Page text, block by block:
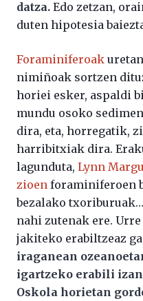
datza. Edo zetzan,
duten hipotesia
Foraminiferoak
nimiñoak sortzen
horiei esker, aspaldi
mundu osoko
dira, eta, horregatik,
harribitxiak dira.
lagunduta, Lynn
zioen foraminiferoen
bezalako
nahi zutenak ere.
jakiteko erabiltzeaz
iraganean
igartzeko erabili
Oskola horietan